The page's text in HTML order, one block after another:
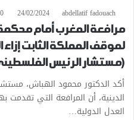
abdellatif fadouach
24/02/2024
0
مرافعة المغرب أمام
لموقف المملكة الثابت
(مستشار الرئيس
أكد الدكتور محمود الهباش،
الدينية، أن المرافعة التي تقدمت
العدل الدولية…